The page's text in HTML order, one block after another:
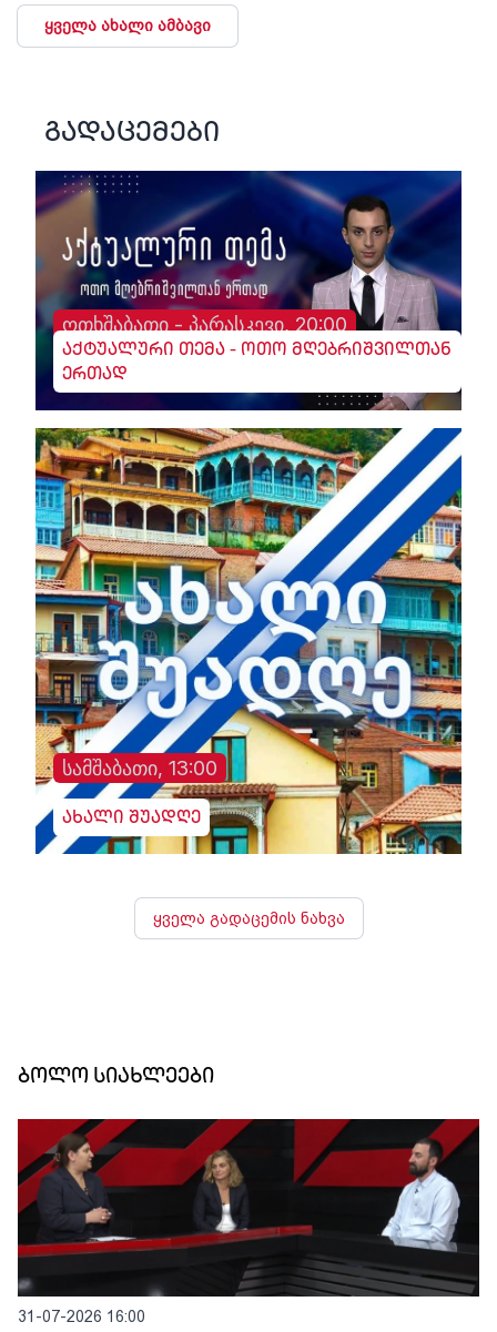
ყველა ახალი ამბავი
გადაცემები
ოთხშაბათი - პარასკევი, 20:00
აქტუალური თემა - ოთო მღებრიშვილთან
ერთად
სამშაბათი, 13:00
ახალი შუადღე
ყველა გადაცემის ნახვა
ბოლო სიახლეები
31-07-2026 16:00